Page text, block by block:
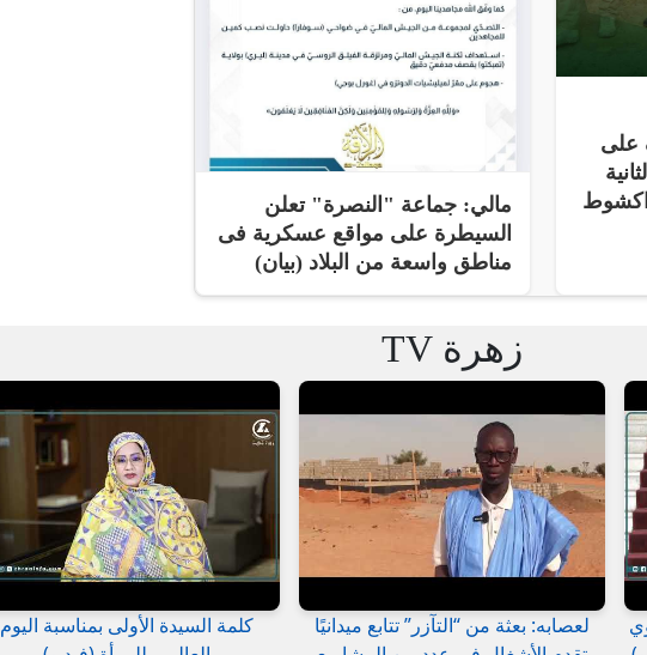
على
مالي: جماعة "النصرة" تعلن
السيطرة على مواقع عسكرية فى
مناطق واسعة من البلاد (بيان)
زهرة TV
لعصابه: بعثة من “التآزر” تتابع ميدانيًا
كلمة السيدة الأولى بمناسبة اليوم